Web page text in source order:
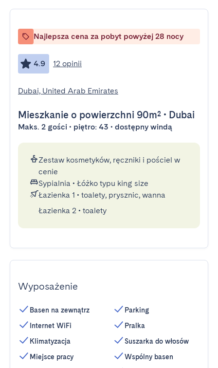
Najlepsza cena za pobyt powyżej 28 nocy
4.9 12 opinii
Dubai, United Arab Emirates
Mieszkanie o powierzchni 90m² • Dubai
Maks. 2 gości • piętro: 43 • dostępny windą
Zestaw kosmetyków, ręczniki i pościel w
cenie
Sypialnia • Łóżko typu king size
Łazienka 1 • toalety, prysznic, wanna
Łazienka 2 • toalety
Wyposażenie
Basen na zewnątrz
Internet WiFi
Klimatyzacja
Miejsce pracy
Parking
Pralka
Suszarka do włosów
Wspólny basen